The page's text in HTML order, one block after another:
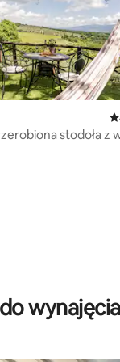
liczba recenzji: 101
stodoła z
wynajęcia